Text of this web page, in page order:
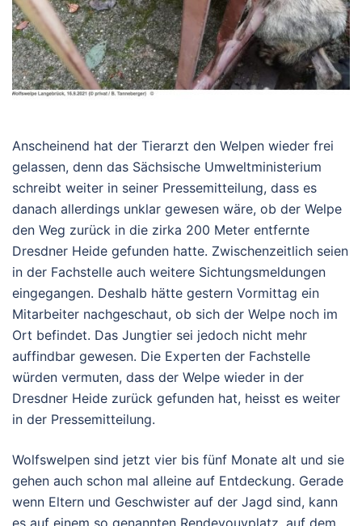
Anscheinend hat der Tierarzt den Welpen wieder frei
gelassen, denn das Sächsische Umweltministerium
schreibt weiter in seiner Pressemitteilung, dass es
danach allerdings unklar gewesen wäre, ob der Welpe
den Weg zurück in die zirka 200 Meter entfernte
Dresdner Heide gefunden hatte. Zwischenzeitlich seien
in der Fachstelle auch weitere Sichtungsmeldungen
eingegangen. Deshalb hätte gestern Vormittag ein
Mitarbeiter nachgeschaut, ob sich der Welpe noch im
Ort befindet. Das Jungtier sei jedoch nicht mehr
auffindbar gewesen. Die Experten der Fachstelle
würden vermuten, dass der Welpe wieder in der
Dresdner Heide zurück gefunden hat, heisst es weiter
in der Pressemitteilung.
Wolfswelpen sind jetzt vier bis fünf Monate alt und sie
gehen auch schon mal alleine auf Entdeckung. Gerade
wenn Eltern und Geschwister auf der Jagd sind, kann
es auf einem so genannten Rendevouvplatz, auf dem